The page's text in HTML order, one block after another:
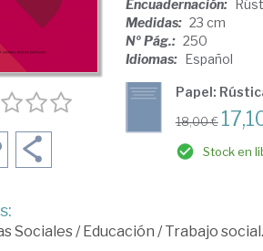
Encuadernación:
Medidas: 23 cm
Nº Pág.: 250
Idiomas: Español
Papel:
18,00 €
Stock en
Sociales/Educación /Trabajo